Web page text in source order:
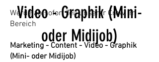
Video - Graphik (Mini-
oder Midijob)
Werde ab sofort Teil unserer Crew im
Bereich
Marketing - Content - Video - Graphik
(Mini- oder Midijob)